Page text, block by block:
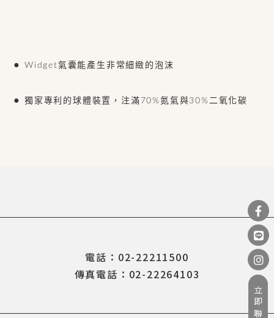
● Widget氣囊能產生非常細緻的泡沫
● 獨家專利的球體裝置，注滿70%氮氣與30%二氧化碳
電話：02-22211500
傳真電話：02-22264103